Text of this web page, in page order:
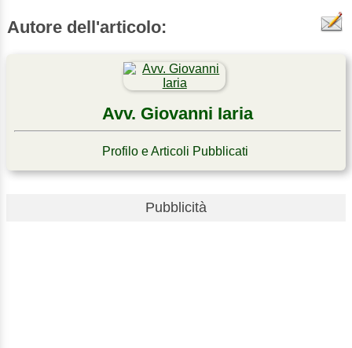
Autore dell'articolo:
Avv. Giovanni Iaria
Profilo e Articoli Pubblicati
Pubblicità